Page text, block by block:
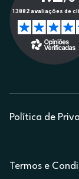
Política de
Termos e